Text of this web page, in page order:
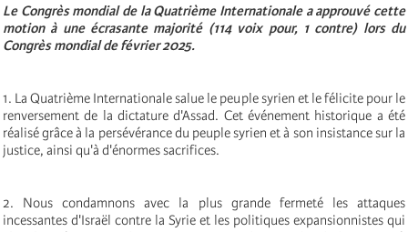
Le Congrès mondial de la Quatrième Internationale a approuvé cette
motion à une écrasante majorité (114 voix pour, 1 contre) lors du
Congrès mondial de février 2025.
1. La Quatrième Internationale salue le peuple syrien et le félicite pour le
renversement de la dictature d'Assad. Cet événement historique a été
réalisé grâce à la persévérance du peuple syrien et à son insistance sur la
justice, ainsi qu'à d'énormes sacrifices.
2. Nous condamnons avec la plus grande fermeté les attaques
incessantes d'Israël contre la Syrie et les politiques expansionnistes qui